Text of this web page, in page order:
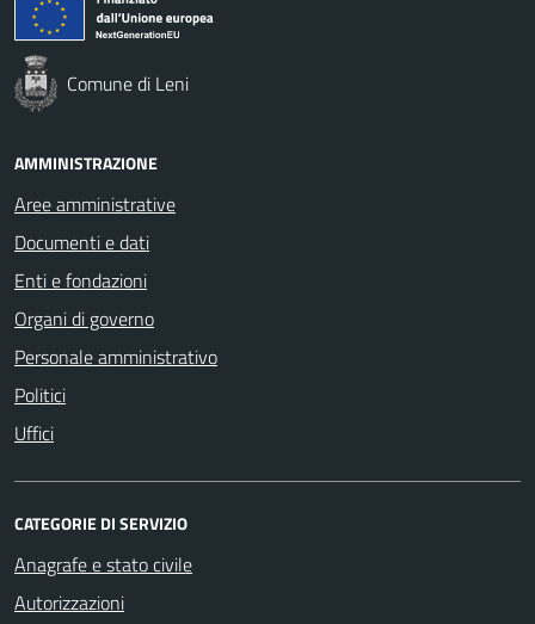
Comune di Leni
AMMINISTRAZIONE
Aree amministrative
Documenti e dati
Enti e fondazioni
Organi di governo
Personale amministrativo
Politici
Uffici
CATEGORIE DI SERVIZIO
Anagrafe e stato civile
Autorizzazioni